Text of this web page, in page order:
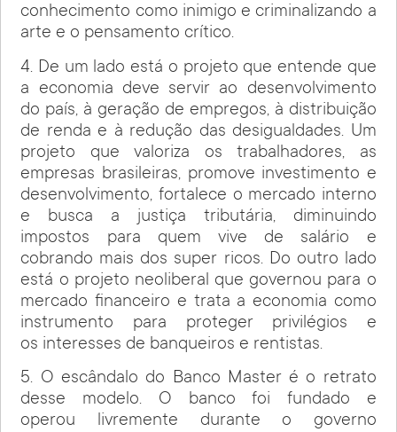
conhecimento como inimigo e criminalizando a
arte e o pensamento crítico.
4. De um lado está o projeto que entende que
a economia deve servir ao desenvolvimento
do país, à geração de empregos, à distribuição
de renda e à redução das desigualdades. Um
projeto que valoriza os trabalhadores, as
empresas brasileiras, promove investimento e
desenvolvimento, fortalece o mercado interno
e busca a justiça tributária, diminuindo
impostos para quem vive de salário e
cobrando mais dos super ricos. Do outro lado
está o projeto neoliberal que governou para o
mercado financeiro e trata a economia como
instrumento para proteger privilégios e
os interesses de banqueiros e rentistas.
5. O escândalo do Banco Master é o retrato
desse modelo. O banco foi fundado e
operou livremente durante o governo